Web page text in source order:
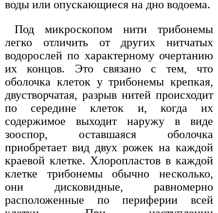
воды или опускающиеся на дно водоема.
Под микроскопом нити трибонемы
легко отличить от других нитчатых
водорослей по характерному очертанию
их концов. Это связано с тем, что
оболочка клеток у трибонемы крепкая,
двустворчатая, разрыв нитей происходит
по середине клеток и, когда их
содержимое выходит наружу в виде
зооспор, оставшаяся оболочка
приобретает вид двух рожек на каждой
краевой клетке. Хлоропластов в каждой
клетке трибонемы обычно несколько,
они дисковидные, равномерно
расположенные по периферии всей